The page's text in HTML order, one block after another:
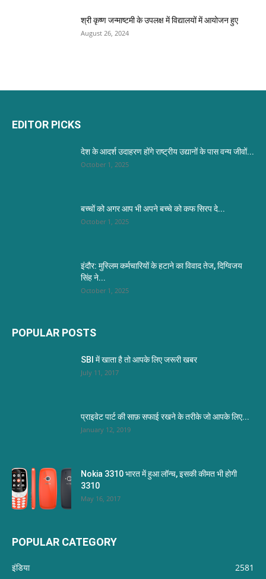
श्री कृष्ण जन्माष्टमी के उपलक्ष में विद्यालयों में आयोजन हुए
August 26, 2024
EDITOR PICKS
देश के आदर्श उदाहरण होंगे राष्ट्रीय उद्यानों के पास वन्य जीवों...
October 1, 2025
बच्चों को अगर आप भी अपने बच्चे को कफ सिरप दे...
October 1, 2025
इंदौर: मुस्लिम कर्मचारियों के हटाने का विवाद तेज, दिग्विजय
सिंह ने...
October 1, 2025
POPULAR POSTS
SBI में खाता है तो आपके लिए जरूरी खबर
July 11, 2017
प्राइवेट पार्ट की साफ़ सफाई रखने के तरीके जो आपके लिए...
January 12, 2019
Nokia 3310 भारत में हुआ लॉन्च, इसकी कीमत भी होगी
3310
May 16, 2017
POPULAR CATEGORY
इंडिया
2581